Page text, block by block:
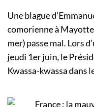
Une blague
comorienne à
mer) passe mal. Lors
jeudi 1er juin, le
Kwassa-kwassa dans